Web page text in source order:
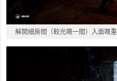
解開細房間（較光嘅一間）入面嘅